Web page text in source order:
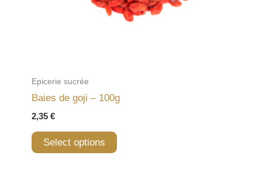
Epicerie sucrée
Baies de goji – 100g
2,35 €
Select options